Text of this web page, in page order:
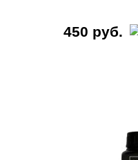
450 руб.